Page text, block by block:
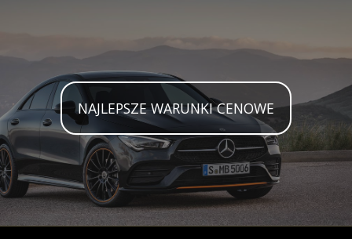
NAJLEPSZE WARUNKI CENOWE